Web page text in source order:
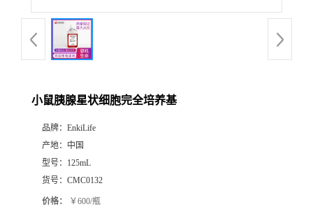
小鼠胰腺星状细胞完全培养基
品牌： EnkiLife
产地： 中国
型号： 125mL
货号： CMC0132
价格： ￥600/瓶